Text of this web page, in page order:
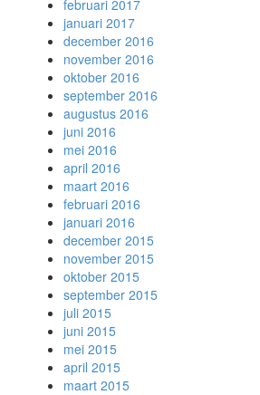
februari 2017
januari 2017
december 2016
november 2016
oktober 2016
september 2016
augustus 2016
juni 2016
mei 2016
april 2016
maart 2016
februari 2016
januari 2016
december 2015
november 2015
oktober 2015
september 2015
juli 2015
juni 2015
mei 2015
april 2015
maart 2015